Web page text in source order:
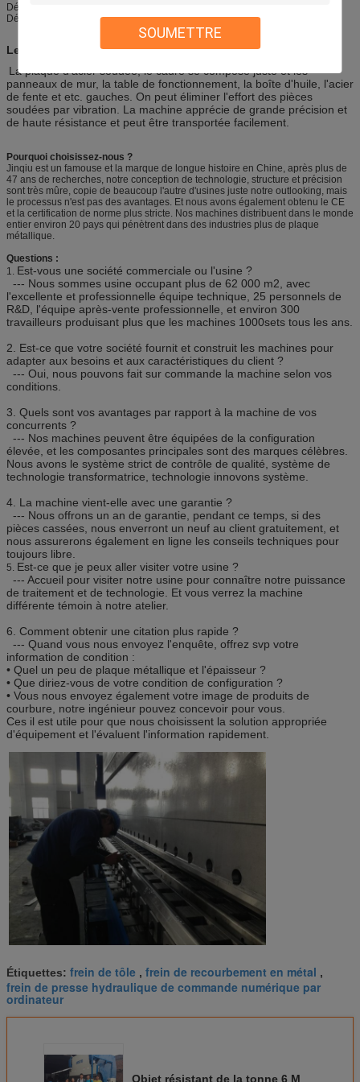
SOUMETTRE
Détails d'emballage : cadre en métal
Détail de la livraison : 45-60 jours
Le caractère principal de structure
La plaque d'acier soudée, le cadre se compose juste et les
panneaux de mur, la table de fonctionnement, la boîte d'huile, l'acier
de fente et etc. gauches. On peut éliminer l'effort des pièces
soudées par vibration. La machine apprécie de grande précision et
de haute résistance et peut être transportée facilement.
Pourquoi choisissez-nous ?
Jinqiu est un famouse et la marque de longue histoire en Chine, après plus de
47 ans de recherches, notre conception de technologie, structure et précision
sont très mûre, copie de beaucoup l'autre d'usines juste notre outlooking, mais
le processus n'est pas des avantages. Et nous avons également obtenu le CE
et la certification de norme plus stricte. Nos machines distribuent dans le monde
entier environ 20 pays qui pénètrent dans des industries plus de plaque
métallique.
Questions :
1. Est-vous une société commerciale ou l'usine ?
--- Nous sommes usine occupant plus de 62 000 m2, avec
l'excellente et professionnelle équipe technique, 25 personnels de
R&D, l'équipe après-vente professionnelle, et environ 300
travailleurs produisant plus que les machines 1000sets tous les ans.
2. Est-ce que votre société fournit et construit les machines pour
adapter aux besoins et aux caractéristiques du client ?
--- Oui, nous pouvons fait sur commande la machine selon vos
conditions.
3. Quels sont vos avantages par rapport à la machine de vos
concurrents ?
--- Nos machines peuvent être équipées de la configuration
élevée, et les composantes principales sont des marques célèbres.
Nous avons le système strict de contrôle de qualité, système de
technologie transformatrice, technologie innovons système.
4. La machine vient-elle avec une garantie ?
--- Nous offrons un an de garantie, pendant ce temps, si des
pièces cassées, nous enverront un neuf au client gratuitement, et
nous assurerons également en ligne les conseils techniques pour
toujours libre.
5. Est-ce que je peux aller visiter votre usine ?
--- Accueil pour visiter notre usine pour connaître notre puissance
de traitement et de technologie. Et vous verrez la machine
différente témoin à notre atelier.
6. Comment obtenir une citation plus rapide ?
--- Quand vous nous envoyez l'enquête, offrez svp votre
information de condition :
• Quel un peu de plaque métallique et l'épaisseur ?
• Que diriez-vous de votre condition de configuration ?
• Vous nous envoyez également votre image de produits de
courbure, notre ingénieur pouvez concevoir pour vous.
Ces il est utile pour que nous choisissent la solution appropriée
d'équipement et l'évaluent l'information rapidement.
Étiquettes: frein de tôle , frein de recourbement en métal ,
frein de presse hydraulique de commande numérique par
ordinateur
Objet résistant de la tonne 6 M